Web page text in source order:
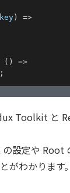
key )
=>
( )
=>
;
Toolkit と
設定や
がわかります。